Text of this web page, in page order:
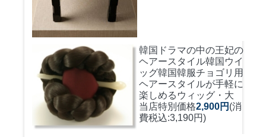
韓国ドラマの中の王妃の
ヘアースタイル韓国ウイ
ッグ韓国韓服チョゴリ用
ヘアースタイルが手軽に
楽しめるウィッグ・大
当店特別価格2,900円 (消
費税込:3,190円)